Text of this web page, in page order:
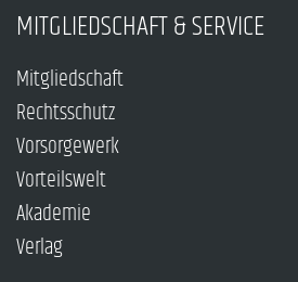
MITGLIEDSCHAFT & SERVICE
Mitgliedschaft
Rechtsschutz
Vorsorgewerk
Vorteilswelt
Akademie
Verlag